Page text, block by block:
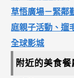
草悟廣場－緊鄰
庭親子活動、遛
全球影城
附近的美食餐